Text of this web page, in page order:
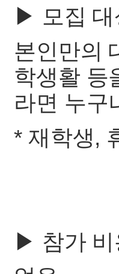
▶ 모집 대
본인만의
학생활 등
라면 누구
* 재학생,
▶ 참가 비